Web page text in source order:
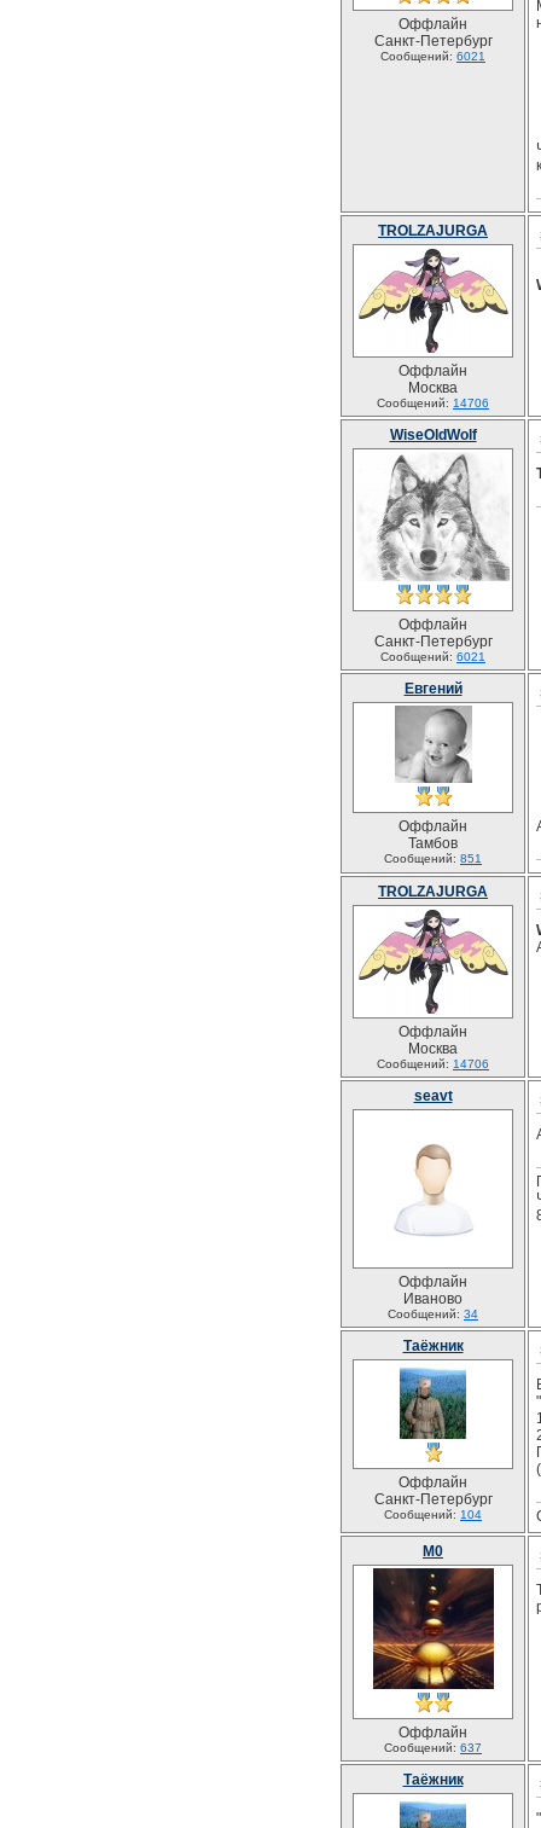
Оффлайн
Санкт-Петербург
Сообщений: 6021
TROLZAJURGA
Оффлайн
Москва
Сообщений: 14706
WiseOldWolf
Оффлайн
Санкт-Петербург
Сообщений: 6021
Евгений
Оффлайн
Тамбов
Сообщений: 851
TROLZAJURGA
Оффлайн
Москва
Сообщений: 14706
seavt
Оффлайн
Иваново
Сообщений: 34
Таёжник
Оффлайн
Санкт-Петербург
Сообщений: 104
M0
Оффлайн
Сообщений: 637
Таёжник